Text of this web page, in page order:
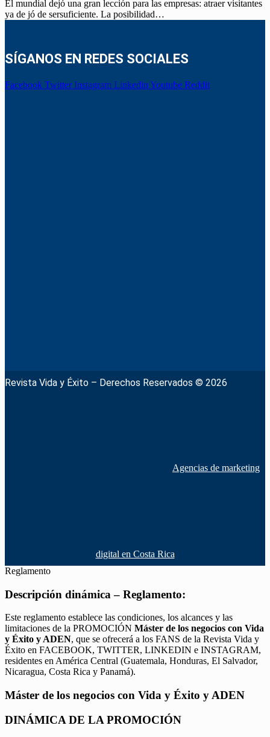
El mundial dejó una gran lección para las empresas: atraer visitantes
ya de jó de sersuficiente. La posibilidad…
SÍGANOS EN REDES SOCIALES
Facebook Twitter Instagram Linkedin Youtube Reddit
Revista Vida y Éxito – Derechos Reservados © 2026
Agencias de marketing
digital en Costa Rica
Reglamento
Descripción dinámica – Reglamento:
Este reglamento establece las condiciones, los alcances y las
limitaciones de la PROMOCIÓN Máster de los negocios con Vida
y Éxito y ADEN, que se ofrecerá a los FANS de la Revista Vida y
Éxito en FACEBOOK, TWITTER, LINKEDIN e INSTAGRAM,
residentes en América Central (Guatemala, Honduras, El Salvador,
Nicaragua, Costa Rica y Panamá).
Máster de los negocios con Vida y Éxito y ADEN
DINÁMICA DE LA PROMOCIÓN